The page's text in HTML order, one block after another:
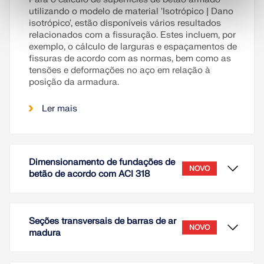
utilizando o modelo de material 'Isotrópico | Dano
isotrópico', estão disponíveis vários resultados
relacionados com a fissuração. Estes incluem, por
exemplo, o cálculo de larguras e espaçamentos de
fissuras de acordo com as normas, bem como as
tensões e deformações no aço em relação à
posição da armadura.
Ler mais
Dimensionamento de fundações de
betão de acordo com ACI 318
NOVO
Seções transversais de barras de ar
madura
NOVO